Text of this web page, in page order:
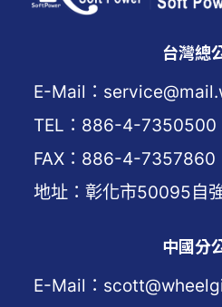
台灣總
E-Mail：
TEL：886-4-7350500
FAX：886-4-7357860
地址：彰化市50095自
中國分
E-Mail：